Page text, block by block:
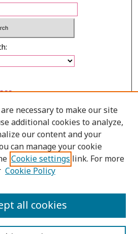
RSS
necessary to make our site
additional cookies to analyze,
our content and your
can manage your cookie
Cookie settings link. For more
Cookie Policy
all cookies